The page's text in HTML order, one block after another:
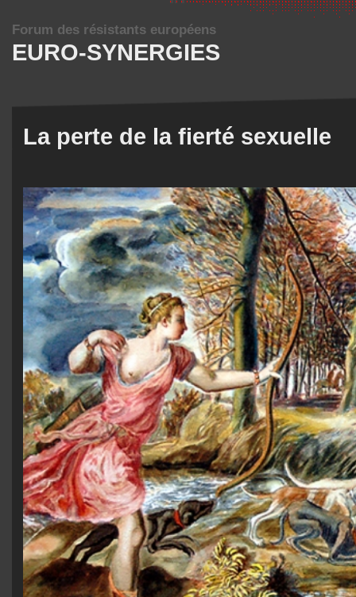
EURO-SYNERGIES
Forum des résistants européens
La perte de la fierté sexuelle